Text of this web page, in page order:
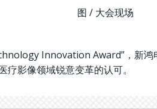
图 / 大会现场
Innovation Award”，新鸿
影像领域锐意变革的认可。